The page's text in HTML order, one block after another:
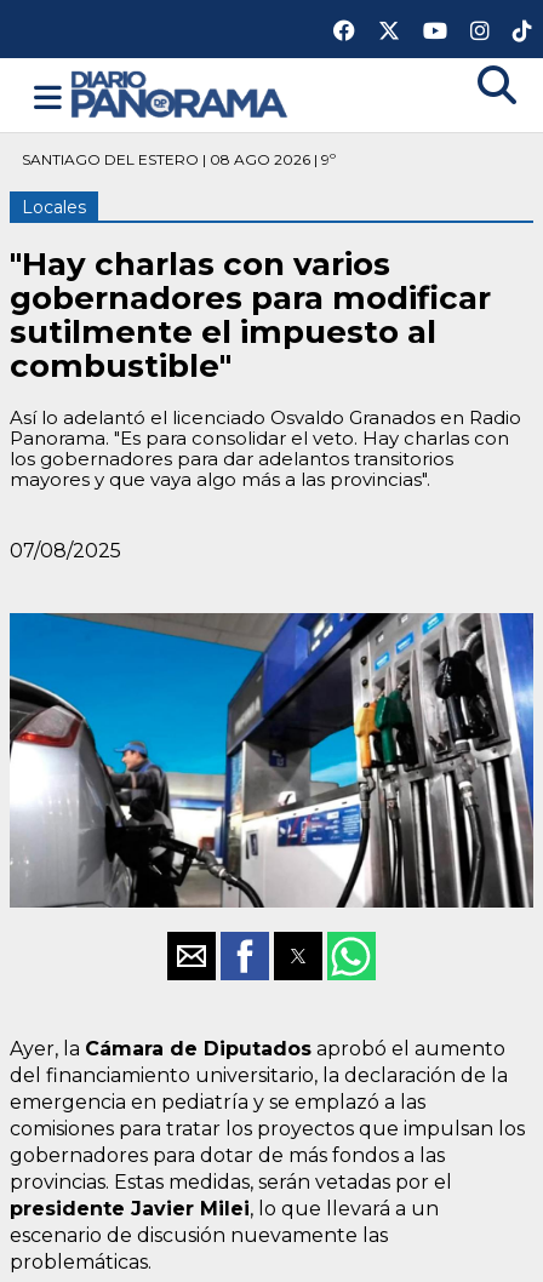
SANTIAGO DEL ESTERO | 08 AGO 2026 | 9º
Locales
"Hay charlas con varios
gobernadores para modificar
sutilmente el impuesto al
combustible"
Así lo adelantó el licenciado Osvaldo Granados en Radio
Panorama. "Es para consolidar el veto. Hay charlas con
los gobernadores para dar adelantos transitorios
mayores y que vaya algo más a las provincias".
07/08/2025
Ayer, la Cámara de Diputados aprobó el aumento
del financiamiento universitario, la declaración de la
emergencia en pediatría y se emplazó a las
comisiones para tratar los proyectos que impulsan los
gobernadores para dotar de más fondos a las
provincias. Estas medidas, serán vetadas por el
presidente Javier Milei, lo que llevará a un
escenario de discusión nuevamente las
problemáticas.